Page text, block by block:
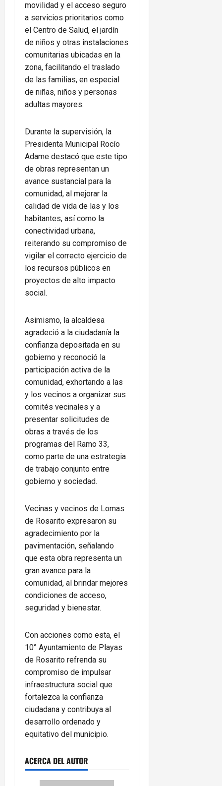
movilidad y el acceso seguro
a servicios prioritarios como
el Centro de Salud, el jardín
de niños y otras instalaciones
comunitarias ubicadas en la
zona, facilitando el traslado
de las familias, en especial
de niñas, niños y personas
adultas mayores.
Durante la supervisión, la
Presidenta Municipal Rocío
Adame destacó que este tipo
de obras representan un
avance sustancial para la
comunidad, al mejorar la
calidad de vida de las y los
habitantes, así como la
conectividad urbana,
reiterando su compromiso de
vigilar el correcto ejercicio de
los recursos públicos en
proyectos de alto impacto
social.
Asimismo, la alcaldesa
agradeció a la ciudadanía la
confianza depositada en su
gobierno y reconoció la
participación activa de la
comunidad, exhortando a las
y los vecinos a organizar sus
comités vecinales y a
presentar solicitudes de
obras a través de los
programas del Ramo 33,
como parte de una estrategia
de trabajo conjunto entre
gobierno y sociedad.
Vecinas y vecinos de Lomas
de Rosarito expresaron su
agradecimiento por la
pavimentación, señalando
que esta obra representa un
gran avance para la
comunidad, al brindar mejores
condiciones de acceso,
seguridad y bienestar.
Con acciones como esta, el
10° Ayuntamiento de Playas
de Rosarito refrenda su
compromiso de impulsar
infraestructura social que
fortalezca la confianza
ciudadana y contribuya al
desarrollo ordenado y
equitativo del municipio.
ACERCA DEL AUTOR